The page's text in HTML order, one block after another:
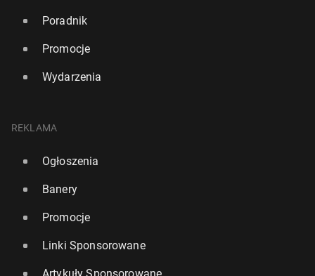
Poradnik
Promocje
Wydarzenia
REKLAMA
Ogłoszenia
Banery
Promocje
Linki Sponsorowane